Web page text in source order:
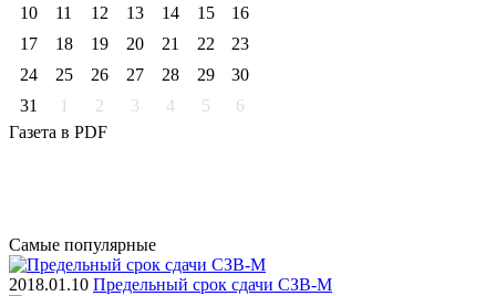
10
11 12 13 14 15
16
17
18 19 20 21 22
23
24
25 26 27 28 29
30
31
1 2 3 4 5
6
Газета в PDF
Самые популярные
2018.01.10 Предельный срок сдачи СЗВ-М